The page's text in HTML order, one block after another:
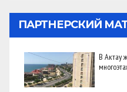
ПАРТНЕРСКИЙ
В Актау